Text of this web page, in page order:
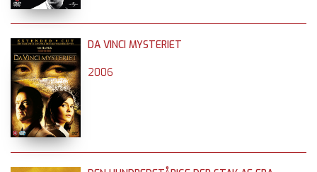
DA VINCI MYSTERIET
2006